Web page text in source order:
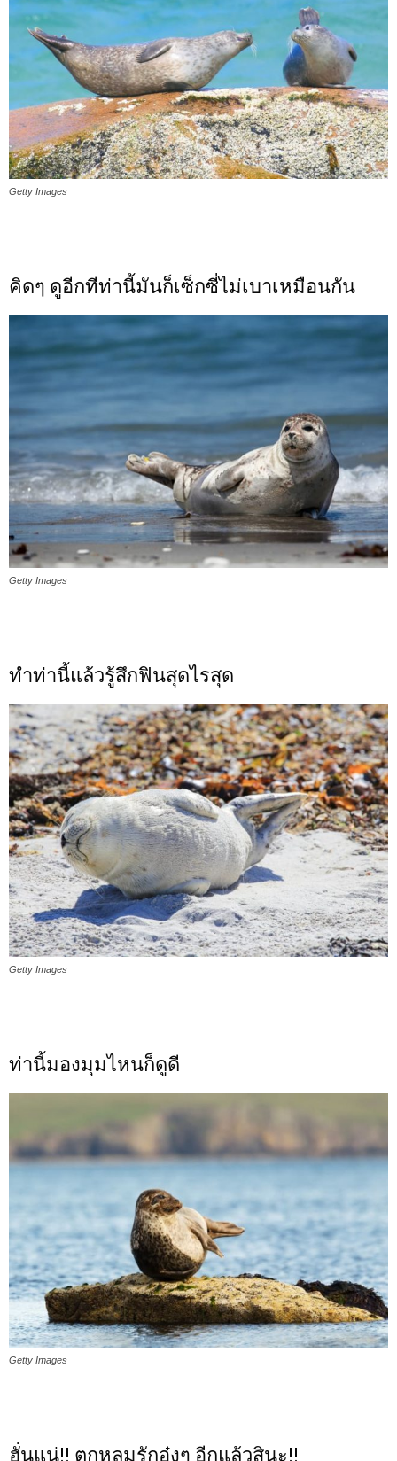
Getty Images
คิดๆ ดูอีกทีท่านี้มันก็เซ็กซี่ไม่เบาเหมือนกัน
Getty Images
ทำท่านี้แล้วรู้สึกฟินสุดไรสุด
Getty Images
ท่านี้มองมุมไหนก็ดูดี
Getty Images
ฮั่นแน่!! ตกหลุมรักอุ๋งๆ อีกแล้วสินะ!!